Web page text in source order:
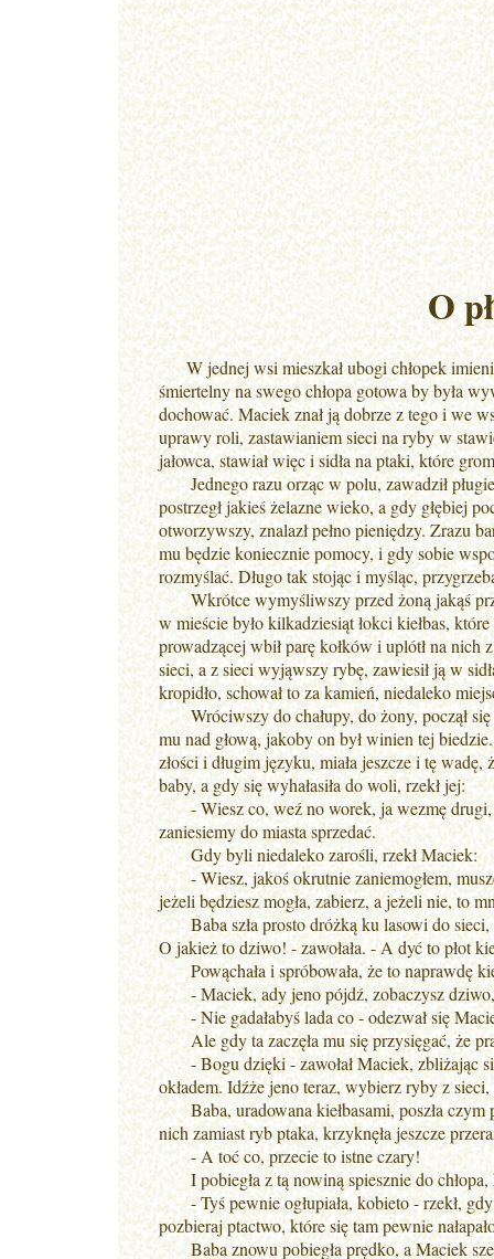
O
W jednej wsi mieszkał ubogi chłopek
śmiertelny na swego chłopa gotowa by była
dochować. Maciek znał ją dobrze z tego i we
uprawy roli, zastawianiem sieci na ryby w
jałowca, stawiał więc i sidła na ptaki, które
Jednego razu orząc w polu, zawadził
postrzegł jakieś żelazne wieko, a gdy głębiej
otworzywszy, znalazł pełno pieniędzy. Zrazu
mu będzie koniecznie pomocy, i gdy sobie
rozmyślać. Długo tak stojąc i myśląc,
Wkrótce wymyśliwszy przed żoną jakąś
w mieście było kilkadziesiąt łokci kiełbas,
prowadzącej wbił parę kołków i uplótł na nich
sieci, a z sieci wyjąwszy rybę, zawiesił ją w
kropidło, schował to za kamień, niedaleko
Wróciwszy do chałupy, do żony, począł się
mu nad głową, jakoby on był winien tej
złości i długim języku, miała jeszcze i tę
baby, a gdy się wyhałasiła do woli, rzekł jej:
- Wiesz co, weź no worek, ja wezmę drugi,
zaniesiemy do miasta sprzedać.
Gdy byli niedaleko zarośli, rzekł Maciek:
- Wiesz, jakoś okrutnie zaniemogłem, muszę
jeżeli będziesz mogła, zabierz, a jeżeli nie, to
Baba szła prosto dróżką ku lasowi do sieci,
O jakież to dziwo! - zawołała. - A dyć to płot
Powąchała i spróbowała, że to naprawdę
- Maciek, ady jeno pójdź, zobaczysz dziwo,
- Nie gadałabyś lada co - odezwał się
Ale gdy ta zaczęła mu się przysięgać, że
- Bogu dzięki - zawołał Maciek, zbliżając
okładem. Idźże jeno teraz, wybierz ryby z sieci,
Baba, uradowana kiełbasami, poszła czym
nich zamiast ryb ptaka, krzyknęła jeszcze
- A toć co, przecie to istne czary!
I pobiegła z tą nowiną spiesznie do chłopa,
- Tyś pewnie ogłupiała, kobieto - rzekł, gdy
pozbieraj ptactwo, które się tam pewnie
Baba znowu pobiegła prędko, a Maciek